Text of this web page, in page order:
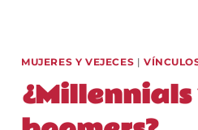
MUJERES Y VEJECES |